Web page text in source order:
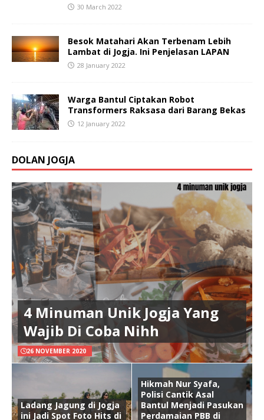
30 March 2022
Besok Matahari Akan Terbenam Lebih
Lambat di Jogja. Ini Penjelasan LAPAN
28 January 2022
Warga Bantul Ciptakan Robot
Transformers Raksasa dari Barang Bekas
12 January 2022
DOLAN JOGJA
4 Minuman Unik Jogja Yang
Wajib Di Coba Nihh
26 NOVEMBER 2020
Ladang Jagung di Jogja
ini Jadi Spot Foto Hits di
Hikmah Nur Syafa,
Polisi Cantik Asal
Bantul Menjadi Pasukan
Perdamaian PBB di